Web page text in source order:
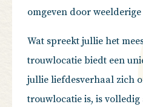
omgeven door
Wat spreekt jullie het
trouwlocatie biedt een
jullie liefdesverhaal zich
trouwlocatie is, is